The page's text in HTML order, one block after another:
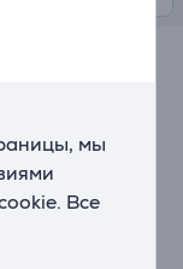
мы
Все